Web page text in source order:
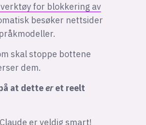
for blokkering av
besøker nettsider
skal stoppe bottene
dem.
at detteeret reelt
er veldig smart!